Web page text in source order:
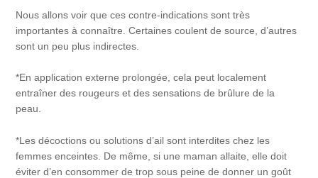
Nous allons voir que ces contre-indications sont très
importantes à connaître. Certaines coulent de source, d’autres
sont un peu plus indirectes.
*En application externe prolongée, cela peut localement
entraîner des rougeurs et des sensations de brûlure de la
peau.
*Les décoctions ou solutions d’ail sont interdites chez les
femmes enceintes. De même, si une maman allaite, elle doit
éviter d’en consommer de trop sous peine de donner un goût